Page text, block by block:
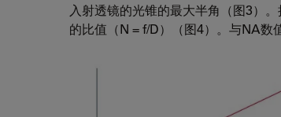
入射透镜的光锥的最大半角（图3）
的比值（N = f/D）（图4）。与NA数